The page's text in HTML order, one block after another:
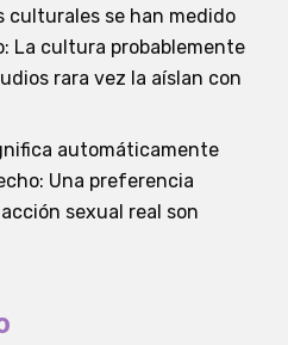
culturales se han medido
La cultura probablemente
rara vez la aíslan con
automáticamente
Una preferencia
sexual real son